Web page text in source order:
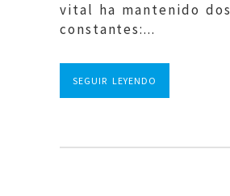
vital ha mantenido dos
constantes:...
SEGUIR LEYENDO